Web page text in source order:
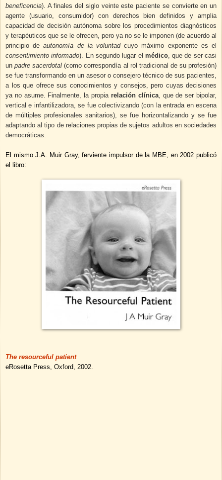
beneficencia). A finales del siglo veinte este paciente se convierte en un
agente (usuario, consumidor) con derechos bien definidos y amplia
capacidad de decisión autónoma sobre los procedimientos diagnósticos
y terapéuticos que se le ofrecen, pero ya no se le imponen (de acuerdo al
principio deautonomía de la voluntadcuyo máximo exponente es el
consentimiento informado). En segundo lugar el médico, que de ser casi
unpadre sacerdotal (como correspondía al rol tradicional de su profesión)
se fue transformando en un asesor o consejero técnico de sus pacientes,
a los que ofrece sus conocimientos y consejos, pero cuyas decisiones
ya no asume. Finalmente, la propia relación clínica, que de ser bipolar,
vertical e infantilizadora, se fue colectivizando (con la entrada en escena
de múltiples profesionales sanitarios), se fue horizontalizando y se fue
adaptando al tipo de relaciones propias de sujetos adultos en sociedades
democráticas.
El mismo J.A. Muir Gray, ferviente impulsor de la MBE, en 2002 publicó
el libro:
The resourceful patient
eRosetta Press, Oxford, 2002.